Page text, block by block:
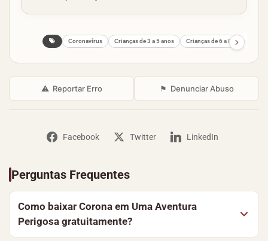
Coronavírus Crianças de 3 a 5 anos Crianças de 6 a 8 anos
⚠ Reportar Erro ⚑ Denunciar Abuso
Facebook Twitter LinkedIn
Perguntas Frequentes
Como baixar Corona em Uma Aventura
Perigosa gratuitamente?